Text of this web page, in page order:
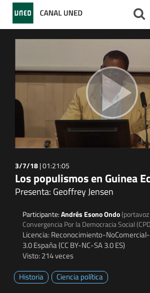
3/7/18|01:21:05
Los populismos en Guinea
Presenta: Geoffrey Jensen
Participante:Andrés Esono Ondo
Convergencia Por la Democracia Social
Licencia: Reconocimiento-
3.0 España (CC BY-NC-SA 3.0 ES)
Visto: 214 veces
Historia
Ciencia política